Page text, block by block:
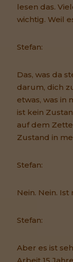
lesen das.
wichtig. Weil
Stefan:
Das, was da
darum, dich
etwas, was in
ist kein
auf dem
Zustand in
Stefan:
Nein. Nein. Ist
Stefan:
Aber es ist